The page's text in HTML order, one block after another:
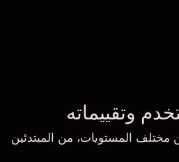
وتقييماته
مختلف المستويات، من المبتدئين